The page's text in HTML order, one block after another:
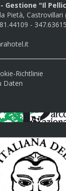
Gestione "Il
Pietà, Castrovillari
-
Richtlinie
Daten